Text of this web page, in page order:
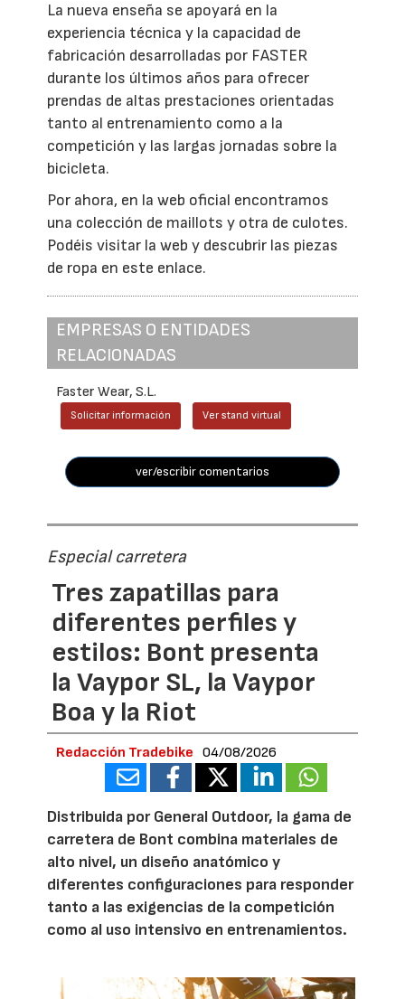
La nueva enseña se apoyará en la
experiencia técnica y la capacidad de
fabricación desarrolladas por FASTER
durante los últimos años para ofrecer
prendas de altas prestaciones orientadas
tanto al entrenamiento como a la
competición y las largas jornadas sobre la
bicicleta.
Por ahora, en la web oficial encontramos
una colección de maillots y otra de culotes.
Podéis visitar la web y descubrir las piezas
de ropa en este enlace.
EMPRESAS O ENTIDADES
RELACIONADAS
Faster Wear, S.L.
Solicitar información Ver stand virtual
ver/escribir comentarios
Especial carretera
Tres zapatillas para
diferentes perfiles y
estilos: Bont presenta
la Vaypor SL, la Vaypor
Boa y la Riot
Redacción Tradebike 04/08/2026
Distribuida por General Outdoor, la gama de
carretera de Bont combina materiales de
alto nivel, un diseño anatómico y
diferentes configuraciones para responder
tanto a las exigencias de la competición
como al uso intensivo en entrenamientos.